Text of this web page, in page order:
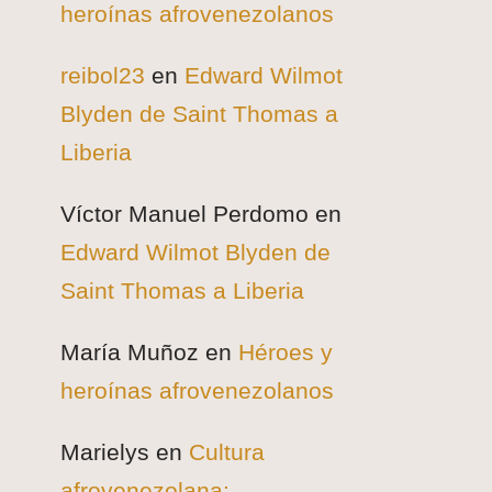
heroínas afrovenezolanos
reibol23 en Edward Wilmot
Blyden de Saint Thomas a
Liberia
Víctor Manuel Perdomo en
Edward Wilmot Blyden de
Saint Thomas a Liberia
María Muñoz en Héroes y
heroínas afrovenezolanos
Marielys en Cultura